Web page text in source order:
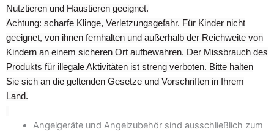
Nutztieren und Haustieren geeignet.
Achtung: scharfe Klinge, Verletzungsgefahr. Für Kinder nicht
geeignet, von ihnen fernhalten und außerhalb der Reichweite von
Kindern an einem sicheren Ort aufbewahren. Der Missbrauch des
Produkts für illegale Aktivitäten ist streng verboten. Bitte halten
Sie sich an die geltenden Gesetze und Vorschriften in Ihrem
Land.
Angelgeräte und Angelzubehör sind ausschließlich zum